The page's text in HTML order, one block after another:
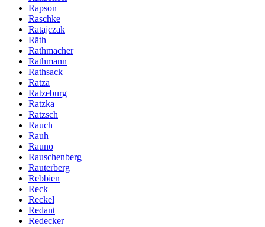
Rapson
Raschke
Ratajczak
Räth
Rathmacher
Rathmann
Rathsack
Ratza
Ratzeburg
Ratzka
Ratzsch
Rauch
Rauh
Rauno
Rauschenberg
Rauterberg
Rebbien
Reck
Reckel
Redant
Redecker